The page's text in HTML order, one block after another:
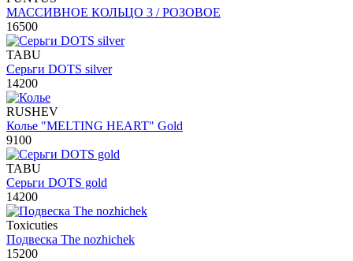
МАССИВНОЕ КОЛЬЦО 3 / РОЗОВОЕ
16500
TABU
Серьги DOTS silver
14200
RUSHEV
Колье "MELTING HEART" Gold
9100
TABU
Серьги DOTS gold
14200
Toxicuties
Подвеска The nozhichek
15200